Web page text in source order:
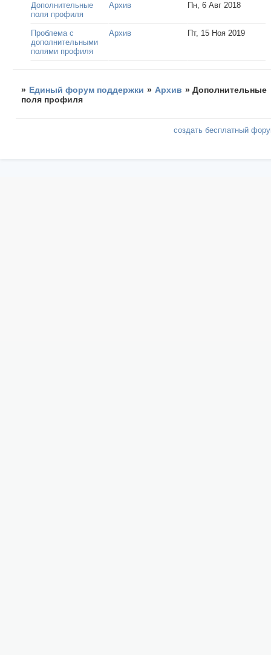
Дополнительные
поля профиля
Архив Пн, 6 Авг 2018
Проблема с
дополнительными
полями профиля
Архив Пт, 15 Ноя 2019
» Единый форум поддержки » Архив »Дополнительные
поля профиля
создать бесплатный